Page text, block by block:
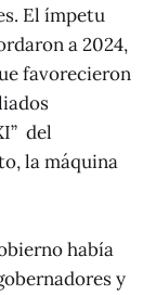
El ímpetu
a 2024,
favorecieron
del
la máquina
había
y